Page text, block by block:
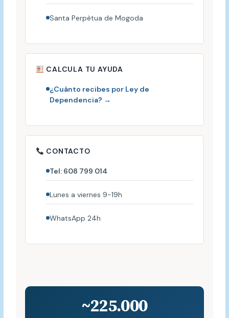
~225.000
Santa Perpètua de Mogoda
CALCULA TU AYUDA
¿Cuánto recibes por Ley de
Dependencia? →
CONTACTO
Tel: 608 799 014
Lunes a viernes 9-19h
WhatsApp 24h